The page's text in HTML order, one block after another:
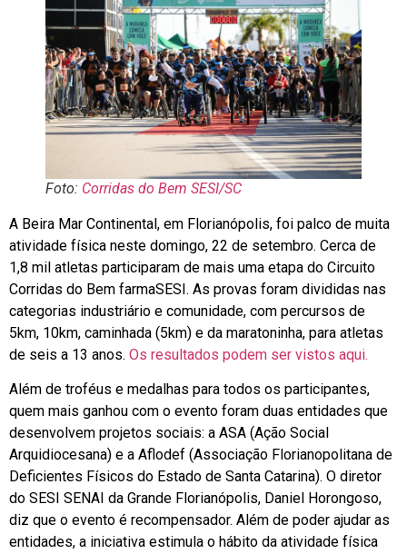
Foto: Corridas do Bem SESI/SC
A Beira Mar Continental, em Florianópolis, foi palco de muita
atividade física neste domingo, 22 de setembro. Cerca de
1,8 mil atletas participaram de mais uma etapa do Circuito
Corridas do Bem farmaSESI. As provas foram divididas nas
categorias industriário e comunidade, com percursos de
5km, 10km, caminhada (5km) e da maratoninha, para atletas
de seis a 13 anos. Os resultados podem ser vistos aqui.
Além de troféus e medalhas para todos os participantes,
quem mais ganhou com o evento foram duas entidades que
desenvolvem projetos sociais: a ASA (Ação Social
Arquidiocesana) e a Aflodef (Associação Florianopolitana de
Deficientes Físicos do Estado de Santa Catarina). O diretor
do SESI SENAI da Grande Florianópolis, Daniel Horongoso,
diz que o evento é recompensador. Além de poder ajudar as
entidades, a iniciativa estimula o hábito da atividade física